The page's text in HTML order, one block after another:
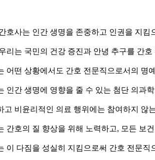
호사는 인간 생명을 존중하고 인권을 지
리는 국민의 건강 증진과 안녕 추구를 간
어떤 상황에서도 간호 전문직으로서의 명
인간 생명에 영향을 줄 수 있는 첨단 의과
고 비윤리적인 의료 행위에는 참여하지 않
간호의 질 향상을 위해 노력하고, 모든 보
이 다짐을 성실히 지킴으로써 간호 전문